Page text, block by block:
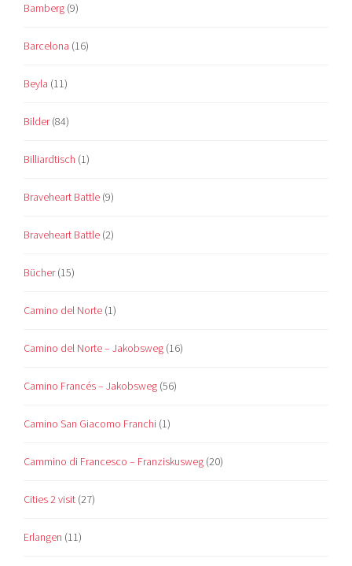
Bamberg (9)
Barcelona (16)
Beyla (11)
Bilder(84)
Billiardtisch (1)
Braveheart Battle (9)
Braveheart Battle (2)
Bücher(15)
Camino del Norte (1)
Camino del Norte – Jakobsweg (16)
Camino Francés – Jakobsweg (56)
Camino San Giacomo Franchi (1)
Cammino di Francesco – Franziskusweg (20)
Cities 2 visit (27)
Erlangen (11)